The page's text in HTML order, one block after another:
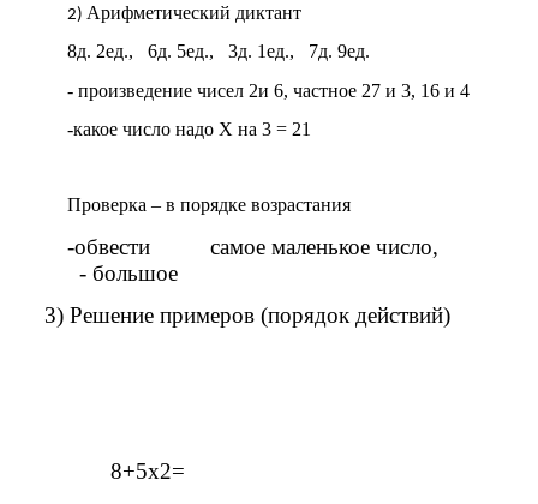
Арифметический диктант
8д. 2ед., 6д. 5ед., 3д. 1ед., 7д. 9ед.
- произведение чисел 2и 6, частное 27 и 3, 16 и 4
-какое число надо X на 3 = 21
Проверка – в порядке возрастания
-обвести самое маленькое число,
- большое
3) Решение примеров (порядок действий)
8+5х2=